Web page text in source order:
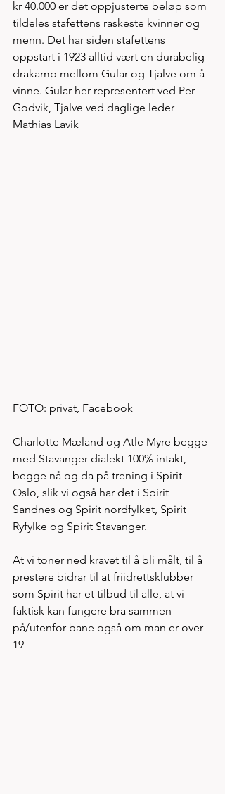
kr 40.000 er det oppjusterte beløp som
tildeles stafettens raskeste kvinner og
menn. Det har siden stafettens
oppstart i 1923 alltid vært en durabelig
drakamp mellom Gular og Tjalve om å
vinne. Gular her representert ved Per
Godvik, Tjalve ved daglige leder
Mathias Lavik
FOTO: privat, Facebook
Charlotte Mæland og Atle Myre begge
med Stavanger dialekt 100% intakt,
begge nå og da på trening i Spirit
Oslo, slik vi også har det i Spirit
Sandnes og Spirit nordfylket, Spirit
Ryfylke og Spirit Stavanger.
At vi toner ned kravet til å bli målt, til å
prestere bidrar til at friidrettsklubber
som Spirit har et tilbud til alle, at vi
faktisk kan fungere bra sammen
på/utenfor bane også om man er over
19